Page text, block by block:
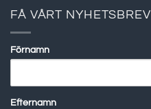
FÅ VÅRT NYHETSBREV
Förnamn
Efternamn